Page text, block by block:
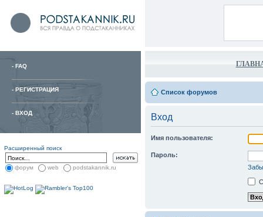
- FAQ
- РЕГИСТРАЦИЯ
- ВХОД
Расширенный поиск
форум web podstakannik.ru
Список форумов
Вход
Имя пользователя:
Пароль: